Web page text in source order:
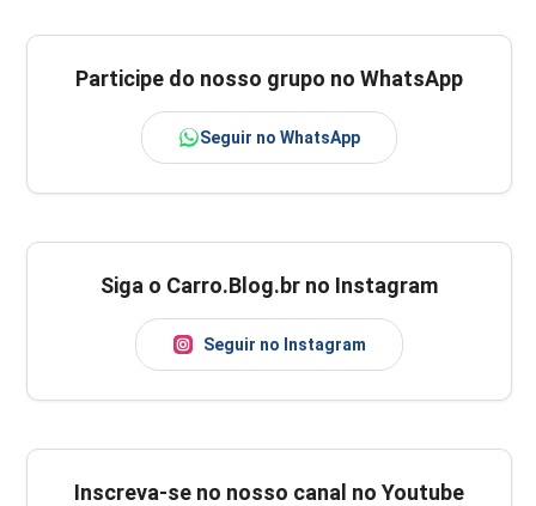
Participe do nosso grupo no WhatsApp
Seguir no WhatsApp
Siga o Carro.Blog.br no Instagram
Seguir no Instagram
Inscreva-se no nosso canal no Youtube